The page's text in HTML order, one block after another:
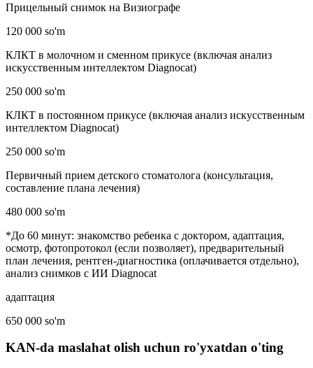
Прицельный снимок на Визиографе
120 000 so'm
КЛКТ в молочном и сменном прикусе (включая анализ
искусственным интеллектом Diagnocat)
250 000 so'm
КЛКТ в постоянном прикусе (включая анализ искусственным
интеллектом Diagnocat)
250 000 so'm
Первичный прием детского стоматолога (консультация,
составление плана лечения)
480 000 so'm
*До 60 минут: знакомство ребенка с доктором, адаптация,
осмотр, фотопротокол (если позволяет), предварительный
план лечения, рентген-диагностика (оплачивается отдельно),
анализ снимков с ИИ Diagnocat
адаптация
650 000 so'm
KAN-da maslahat olish uchun ro'yxatdan o'ting